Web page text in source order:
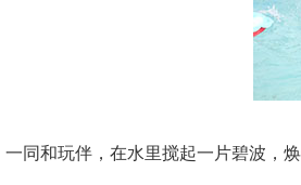
一同和玩伴，在水里搅起一片碧波，